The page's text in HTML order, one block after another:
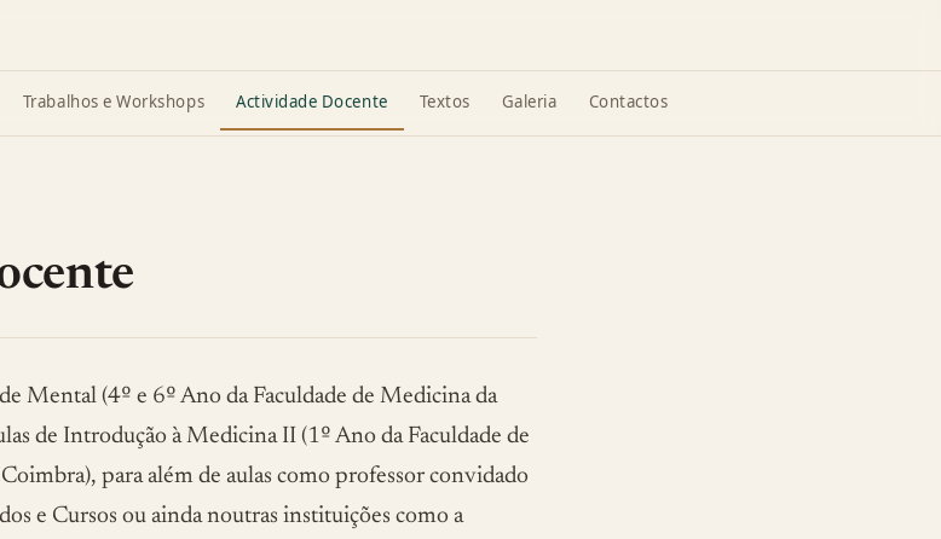
Trabalhos e Workshops Actividade Docente Textos Galeria Contactos
Mental (4º e 6º Ano da Faculdade de Medicina da
de Introdução à Medicina II (1º Ano da Faculdade de
para além de aulas como professor convidado
e Cursos ou ainda noutras instituições como a